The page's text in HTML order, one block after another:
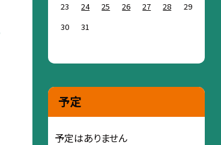
23
24 25 26 27 28
29
30
31
予定
予定はありません